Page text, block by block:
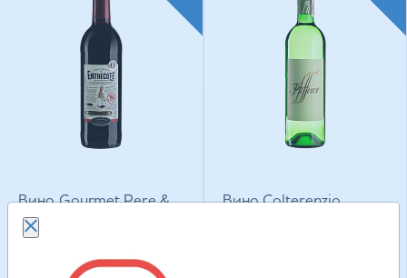
Вино Gourmet Pere &
Fils Entrecote
виноградное
натуральное полусухое
грн
Вино Colterenzio